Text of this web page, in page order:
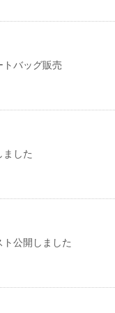
トバッグ販売
ました
公開しました